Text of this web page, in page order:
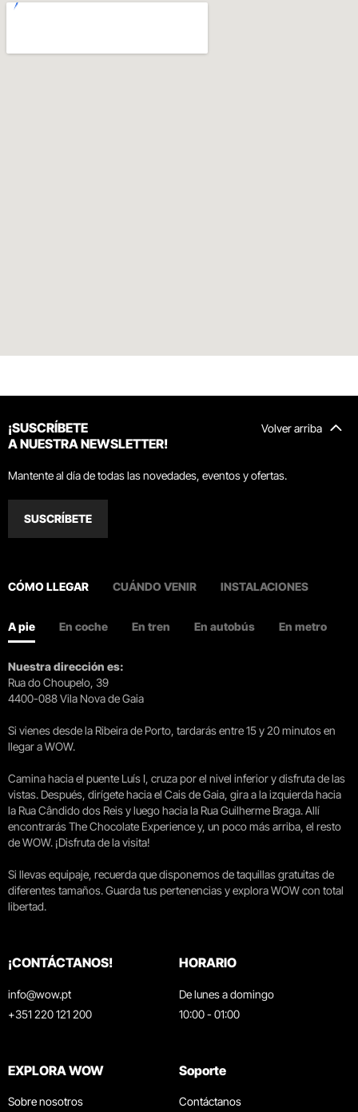
Volver arriba
¡SUSCRÍBETE
A NUESTRA NEWSLETTER!
Mantente al día de todas las novedades, eventos y ofertas.
SUSCRÍBETE
CÓMO LLEGAR CUÁNDO VENIR INSTALACIONES
A pie En coche En tren En autobús En metro
Nuestra dirección es:
Rua do Choupelo, 39
4400-088 Vila Nova de Gaia
Si vienes desde la Ribeira de Porto, tardarás entre 15 y 20 minutos en
llegar a WOW.
Camina hacia el puente Luís I, cruza por el nivel inferior y disfruta de las
vistas. Después, dirígete hacia el Cais de Gaia, gira a la izquierda hacia
la Rua Cândido dos Reis y luego hacia la Rua Guilherme Braga. Allí
encontrarás The Chocolate Experience y, un poco más arriba, el resto
de WOW. ¡Disfruta de la visita!
Si llevas equipaje, recuerda que disponemos de taquillas gratuitas de
diferentes tamaños. Guarda tus pertenencias y explora WOW con total
libertad.
¡CONTÁCTANOS!
info@wow.pt
+351 220 121 200
HORARIO
De lunes a domingo
10:00 - 01:00
EXPLORA WOW
Sobre nosotros
Soporte
Contáctanos